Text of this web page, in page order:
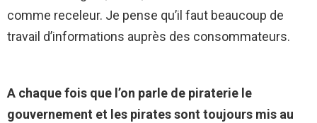
comme receleur. Je pense qu’il faut beaucoup de
travail d’informations auprès des consommateurs.
A chaque fois que l’on parle de piraterie le
gouvernement et les pirates sont toujours mis au